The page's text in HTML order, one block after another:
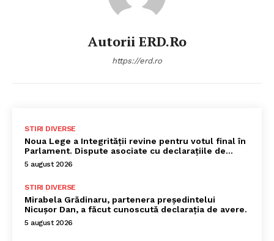
Autorii ERD.ro
https://erd.ro
STIRI DIVERSE
Noua Lege a Integrității revine pentru votul final în
Parlament. Dispute asociate cu declarațiile de…
5 august 2026
STIRI DIVERSE
Mirabela Grădinaru, partenera președintelui
Nicușor Dan, a făcut cunoscută declarația de avere.
5 august 2026